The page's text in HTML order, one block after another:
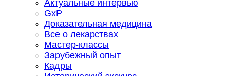
Актуальные интервью
GxP
Доказательная медицина
Все о лекарствах
Мастер-классы
Зарубежный опыт
Кадры